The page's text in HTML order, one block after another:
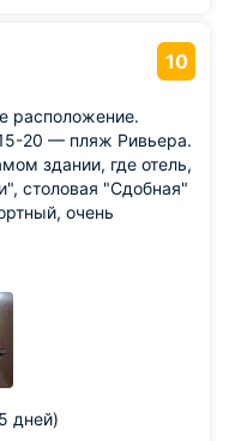
10
расположение.
20 — пляж Ривьера.
здании, где отель,
столовая "Сдобная"
очень
есть всё, что
принадлежности,
вежливый,
главное — цена за
варианты
в этом отеле!
дней)